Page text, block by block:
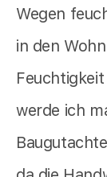
Wegen
in den
werde ich